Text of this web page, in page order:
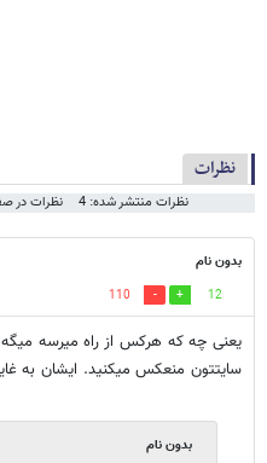
نظرات
نظرات منتشر شده: 4 نظرات در
بدون نام
12
110
یعنی چه که هرکس از راه میرسه
سایتتون منعکس میکنید. ایشان به
بدون نام